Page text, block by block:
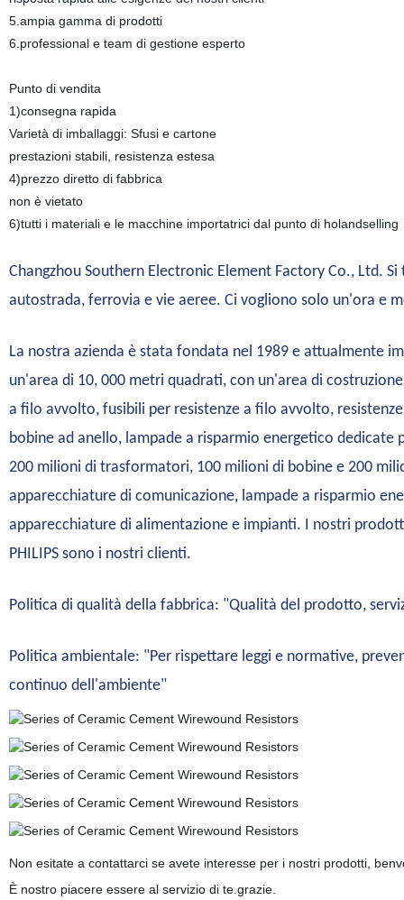
5.ampia gamma di prodotti
6.professional e team di gestione esperto
Punto di vendita
1)consegna rapida
Varietà di imballaggi: Sfusi e cartone
prestazioni stabili, resistenza estesa
4)prezzo diretto di fabbrica
non è vietato
6)tutti i materiali e le macchine importatrici dal punto di holandselling
Changzhou Southern Electronic Element Factory Co., Ltd.
autostrada, ferrovia e vie aeree. Ci vogliono solo un'ora e
La nostra azienda è stata fondata nel 1989 e attualmente
un'area di 10, 000 metri quadrati, con un'area di
a filo avvolto, fusibili per resistenze a filo avvolto,
bobine ad anello, lampade a risparmio energetico
200 milioni di trasformatori, 100 milioni di bobine e 200
apparecchiature di comunicazione, lampade a risparmio
apparecchiature di alimentazione e impianti. I nostri
PHILIPS sono i nostri clienti.
Politica di qualità della fabbrica: "Qualità del prodotto,
Politica ambientale: "Per rispettare leggi e normative,
continuo dell'ambiente"
Non esitate a contattarci se avete interesse per i nostri prodotti,
È nostro piacere essere al servizio di te.grazie.